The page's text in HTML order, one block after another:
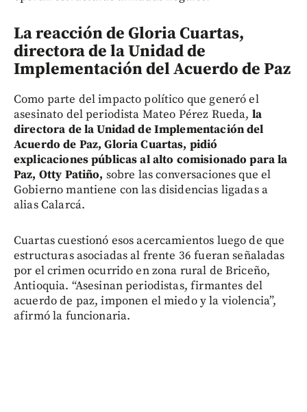
La reacción de Gloria Cuartas,
directora de la Unidad de
Implementación del Acuerdo de Paz
Como parte del impacto político que generó el
asesinato del periodista Mateo Pérez Rueda, la
directora de la Unidad de Implementación del
Acuerdo de Paz, Gloria Cuartas, pidió
explicaciones públicas al alto comisionado para la
Paz, Otty Patiño, sobre las conversaciones que el
Gobierno mantiene con las disidencias ligadas a
alias Calarcá.
Cuartas cuestionó esos acercamientos luego de que
estructuras asociadas al frente 36 fueran señaladas
por el crimen ocurrido en zona rural de Briceño,
Antioquia. “Asesinan periodistas, firmantes del
acuerdo de paz, imponen el miedo y la violencia”,
afirmó la funcionaria.